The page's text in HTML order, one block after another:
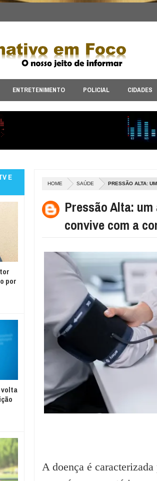
ENTRETENIMENTO POLICIAL CIDADES
HOME SAÚDE PRESSÃO ALTA:
Pressão Alta:
convive com a
A doença é
E
por